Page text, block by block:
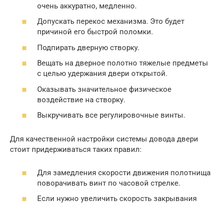
очень аккуратно, медленно.
Допускать перекос механизма. Это будет
причиной его быстрой поломки.
Подпирать дверную створку.
Вещать на дверное полотно тяжелые предметы
с целью удержания двери открытой.
Оказывать значительное физическое
воздействие на створку.
Выкручивать все регулировочные винты.
Для качественной настройки системы довода двери
стоит придерживаться таких правил:
Для замедления скорости движения полотнища
поворачивать винт по часовой стрелке.
Если нужно увеличить скорость закрывания